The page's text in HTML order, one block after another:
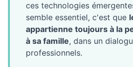
ces technologies
semble essentiel, c'est que
appartienne toujours à la
à sa famille, dans un
professionnels.